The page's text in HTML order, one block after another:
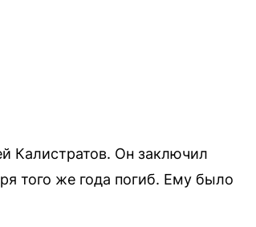
Калистратов. Он заключил
того же года погиб. Ему было